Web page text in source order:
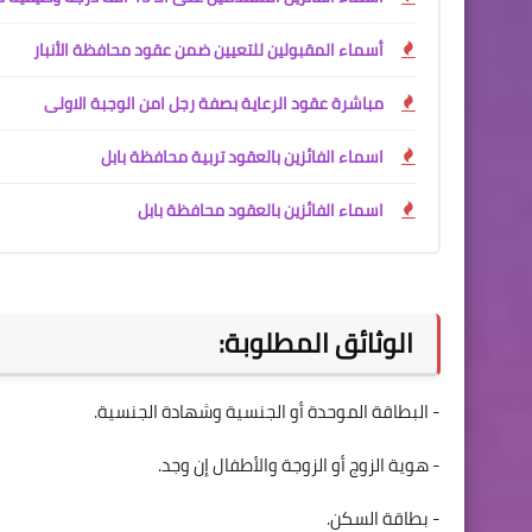
أسماء المقبولين للتعيين ضمن عقود محافظة الأنبار
مباشرة عقود الرعاية بصفة رجل امن الوجبة الاولى
اسماء الفائزين بالعقود تربية محافظة بابل
اسماء الفائزين بالعقود محافظة بابل
الوثائق المطلوبة:
- البطاقة الموحدة أو الجنسية وشهادة الجنسية.
- هوية الزوج أو الزوجة والأطفال إن وجد.
- بطاقة السكن.